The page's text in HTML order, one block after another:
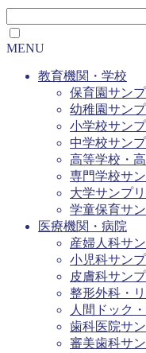
MENU
教育機関・学校
保育園サン
幼稚園サン
小学校サン
中学校サン
高等学校・
専門学校サ
大学サンプ
学童保育サ
医療機関・病院
産婦人科サ
小児科サン
皮膚科サン
整形外科・
人間ドック
歯科医院サ
審美歯科サ